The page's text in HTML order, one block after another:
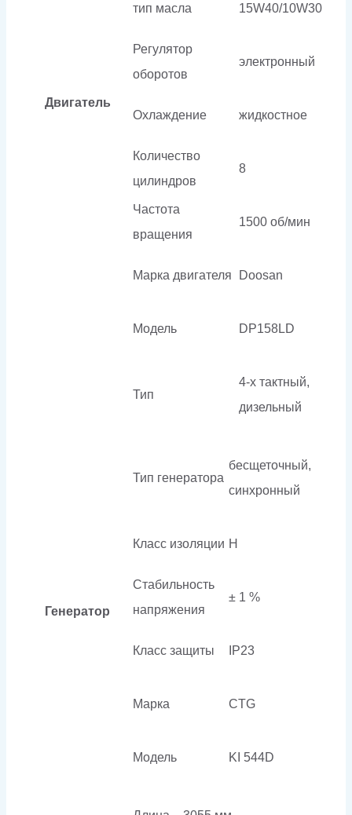
Двигатель
тип масла
15W40/10W30
Регулятор
оборотов
электронный
Охлаждение жидкостное
Количество
цилиндров
8
Частота
вращения
1500 об/мин
Марка двигателя Doosan
Модель DP158LD
Тип
4-х тактный,
дизельный
Генератор
Тип генератора
бесщеточный,
синхронный
Класс изоляции H
Стабильность
напряжения
± 1 %
Класс защиты IP23
Марка CTG
Модель KI 544D